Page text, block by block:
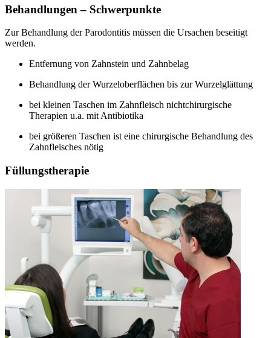
Behandlungen – Schwerpunkte
Zur Behandlung der Parodontitis müssen die Ursachen beseitigt
werden.
Entfernung von Zahnstein und Zahnbelag
Behandlung der Wurzeloberflächen bis zur Wurzelglättung
bei kleinen Taschen im Zahnfleisch nichtchirurgische
Therapien u.a. mit Antibiotika
bei größeren Taschen ist eine chirurgische Behandlung des
Zahnfleisches nötig
Füllungstherapie